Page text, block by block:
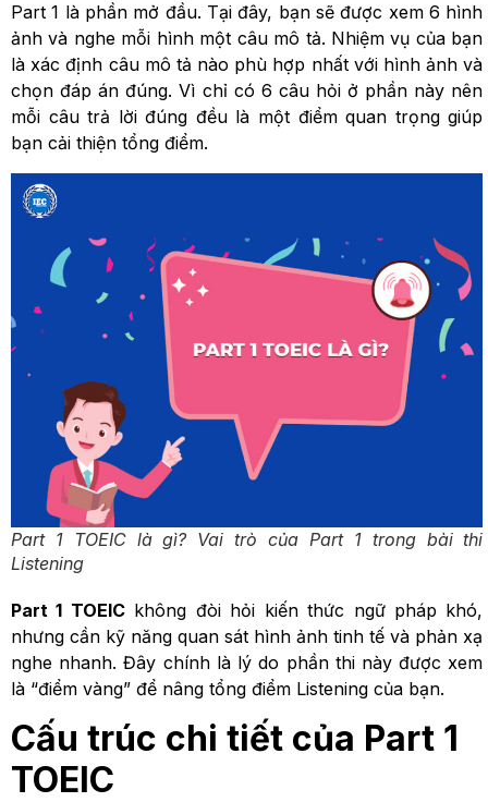
Part 1 là phần mở đầu. Tại đây, bạn sẽ được xem 6 hình
ảnh và nghe mỗi hình một câu mô tả. Nhiệm vụ của bạn
là xác định câu mô tả nào phù hợp nhất với hình ảnh và
chọn đáp án đúng. Vì chỉ có 6 câu hỏi ở phần này nên
mỗi câu trả lời đúng đều là một điểm quan trọng giúp
bạn cải thiện tổng điểm.
Part 1 TOEIC là gì? Vai trò của Part 1 trong bài thi
Listening
Part 1 TOEICkhông đòi hỏi kiến thức ngữ pháp khó,
nhưng cần kỹ năng quan sát hình ảnh tinh tế và phản xạ
nghe nhanh. Đây chính là lý do phần thi này được xem
là “điểm vàng” để nâng tổng điểm Listening của bạn.
Cấu trúc chi tiết của Part 1
TOEIC